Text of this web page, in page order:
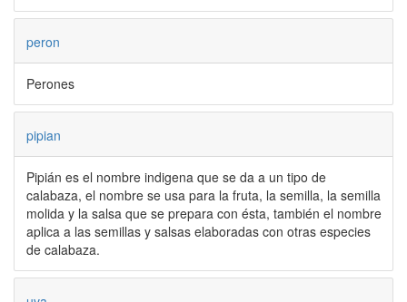
peron
Perones
pipian
Pipián es el nombre indigena que se da a un tipo de
calabaza, el nombre se usa para la fruta, la semilla, la semilla
molida y la salsa que se prepara con ésta, también el nombre
aplica a las semillas y salsas elaboradas con otras especies
de calabaza.